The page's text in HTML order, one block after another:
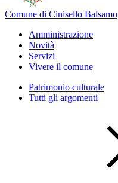
Comune di Cinisello Balsamo
Amministrazione
Novità
Servizi
Vivere il comune
Patrimonio culturale
Tutti gli argomenti